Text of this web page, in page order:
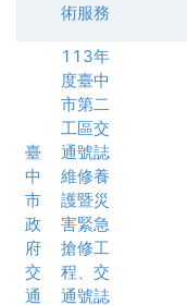
術服務
臺
中
市
政
府
交
通
113年
度臺中
市第二
工區交
通號誌
維修養
護暨災
害緊急
搶修工
程、交
通號誌